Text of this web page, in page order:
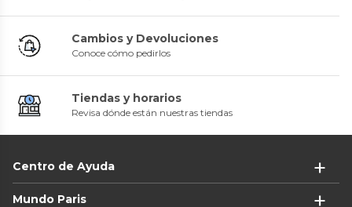
Cambios y Devoluciones
Conoce cómo pedirlos
Tiendas y horarios
Revisa dónde están nuestras tiendas
Centro de Ayuda
Mundo Paris